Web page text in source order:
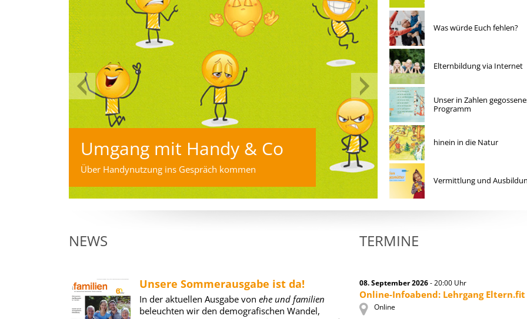
Umgang mit Handy & Co
Über Handynutzung ins Gespräch kommen
Stimmen zum
Familienbonus
Was würde Euch fehlen?
Was würde Euch fehlen?
Elternbildung via Internet
Unser in Zahlen
Programm
hinein in die Natur
Vermittlung und
NEWS
Unsere Sommerausgabe ist da!
In der aktuellen Ausgabe von ehe und familien
beleuchten wir den demografischen Wandel,
TERMINE
08. September 2026- 20:00 Uhr
Online-Infoabend: Lehrgang Eltern.fit
Online